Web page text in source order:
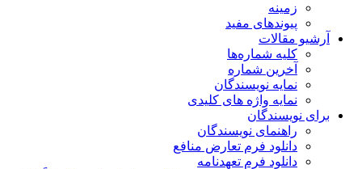
زمینه
پیوندهای مفید
آرشیو مقالات
کلیه شماره‌ها
آخرین شماره
نمایه نویسندگان
نمایه واژه های کلیدی
برای نویسندگان
راهنمای نویسندگان
دانلود فرم تعارض منافع
دانلود فرم تعهدنامه